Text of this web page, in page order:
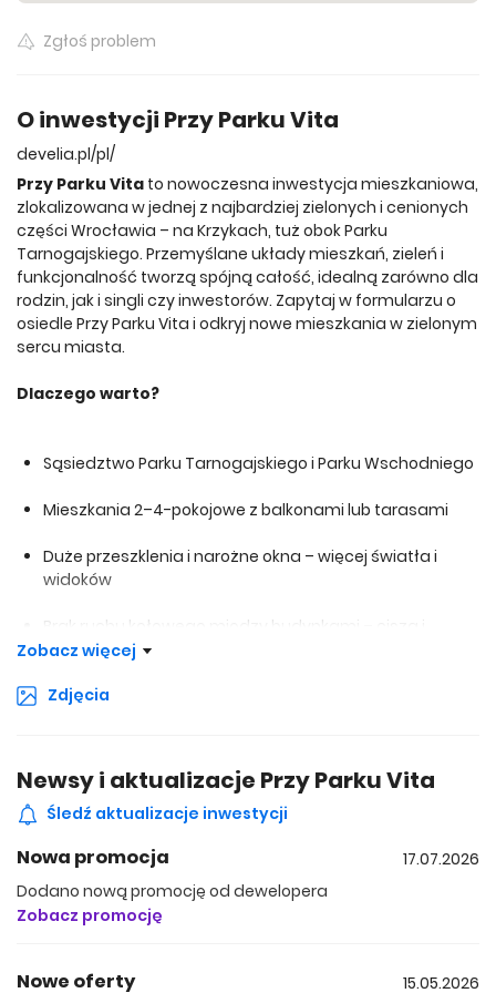
Zgłoś problem
O inwestycji Przy Parku Vita
develia.pl/pl/
Przy Parku Vita to nowoczesna inwestycja mieszkaniowa,
zlokalizowana w jednej z najbardziej zielonych i cenionych
części Wrocławia – na Krzykach, tuż obok Parku
Tarnogajskiego. Przemyślane układy mieszkań, zieleń i
funkcjonalność tworzą spójną całość, idealną zarówno dla
rodzin, jak i singli czy inwestorów. Zapytaj w formularzu o
osiedle Przy Parku Vita i odkryj nowe mieszkania w zielonym
sercu miasta.
Dlaczego warto?
Sąsiedztwo Parku Tarnogajskiego i Parku Wschodniego
Mieszkania 2–4-pokojowe z balkonami lub tarasami
Duże przeszklenia i narożne okna – więcej światła i
widoków
Brak ruchu kołowego między budynkami – cisza i
bezpieczeństwo
Strefy rekreacyjne, alejki spacerowe i plac zabaw
Nowoczesne technologie: smart home,
wideodomofony
Ogrody deszczowe i oczka wodne – mikroklimat i
estetyka
Przemyślana lokalizacja – bliskość natury i wygoda
Zobacz więcej
Zdjęcia
Newsy i aktualizacje Przy Parku Vita
Śledź aktualizacje inwestycji
Nowa promocja
17.07.2026
Dodano nową promocję od dewelopera
Zobacz promocję
Nowe oferty
15.05.2026